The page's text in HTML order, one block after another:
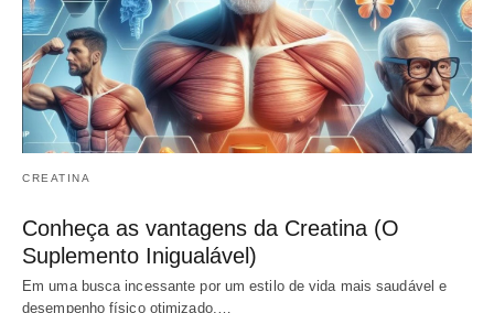
CREATINA
Conheça as vantagens da Creatina (O
Suplemento Inigualável)
Em uma busca incessante por um estilo de vida mais saudável e
desempenho físico otimizado,…